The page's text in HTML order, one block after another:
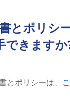
とポリシ
できますか
とポリシーは、